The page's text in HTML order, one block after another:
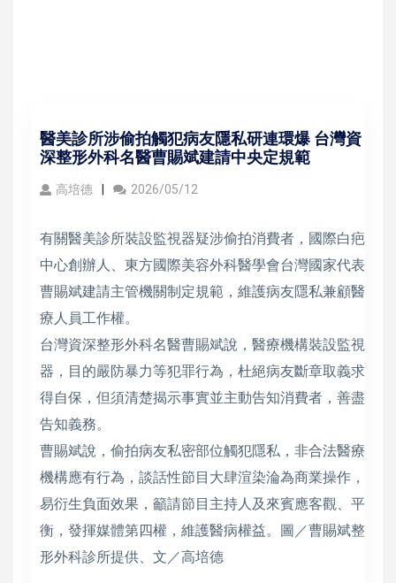
醫美診所涉偷拍觸犯病友隱私研連環爆 台灣資
深整形外科名醫曹賜斌建請中央定規範
高培德 2026/05/12
有關醫美診所裝設監視器疑涉偷拍消費者，國際白疤
中心創辦人、東方國際美容外科醫學會台灣國家代表
曹賜斌建請主管機關制定規範，維護病友隱私兼顧醫
療人員工作權。
台灣資深整形外科名醫曹賜斌說，醫療機構裝設監視
器，目的嚴防暴力等犯罪行為，杜絕病友斷章取義求
得自保，但須清楚揭示事實並主動告知消費者，善盡
告知義務。
曹賜斌說，偷拍病友私密部位觸犯隱私，非合法醫療
機構應有行為，談話性節目大肆渲染淪為商業操作，
易衍生負面效果，籲請節目主持人及來賓應客觀、平
衡，發揮媒體第四權，維護醫病權益。圖／曹賜斌整
形外科診所提供、文／高培德